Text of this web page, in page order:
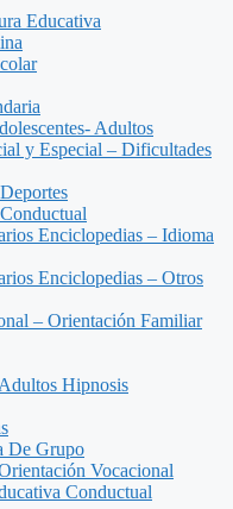
Educativa
Adultos
y Especial – Dificultades
Enciclopedias – Idioma
Enciclopedias – Otros
– Orientación Familiar
Hipnosis
De Grupo
Vocacional
Conductual